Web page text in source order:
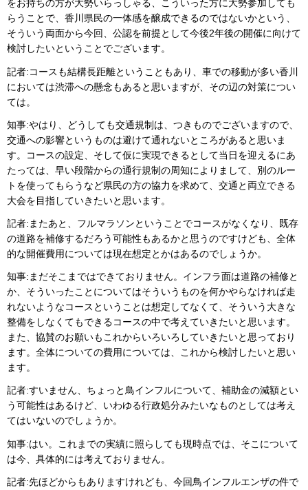
をお持ちの方が大勢いらっしゃる、こういった方に大勢参加しても
らうことで、香川県民の一体感を醸成できるのではないかという、
そういう両面から今回、公認を前提として今後2年後の開催に向けて
検討したいということでございます。
記者:コースも結構長距離ということもあり、車での移動が多い香川
においては渋滞への懸念もあると思いますが、その辺の対策につい
ては。
知事:やはり、どうしても交通規制は、つきものでございますので、
交通への影響というものは避けて通れないところがあると思いま
す。コースの設定、そして仮に実現できるとして当日を迎えるにあ
たっては、早い段階からの通行規制の周知によりまして、別のルー
トを使ってもらうなど県民の方の協力を求めて、交通と両立できる
大会を目指していきたいと思います。
記者:またあと、フルマラソンということでコースがなくなり、既存
の道路を補修するだろう可能性もあるかと思うのですけども、全体
的な開催費用については現在想定とかはあるのでしょうか。
知事:まだそこまではできておりません。インフラ面は道路の補修と
か、そういったことについてはそういうものを何かやらなければ走
れないようなコースということは想定してなくて、そういう大きな
整備をしなくてもできるコースの中で考えていきたいと思います。
また、協賛のお願いもこれからいろいろしていきたいと思っており
ます。全体についての費用については、これから検討したいと思い
ます。
記者:すいません、ちょっと鳥インフルについて、補助金の減額とい
う可能性はあるけど、いわゆる行政処分みたいなものとしては考え
てはいないのでしょうか。
知事:はい。これまでの実績に照らしても現時点では、そこについて
は今、具体的には考えておりません。
記者:先ほどからもありますけれども、今回鳥インフルエンザの件で